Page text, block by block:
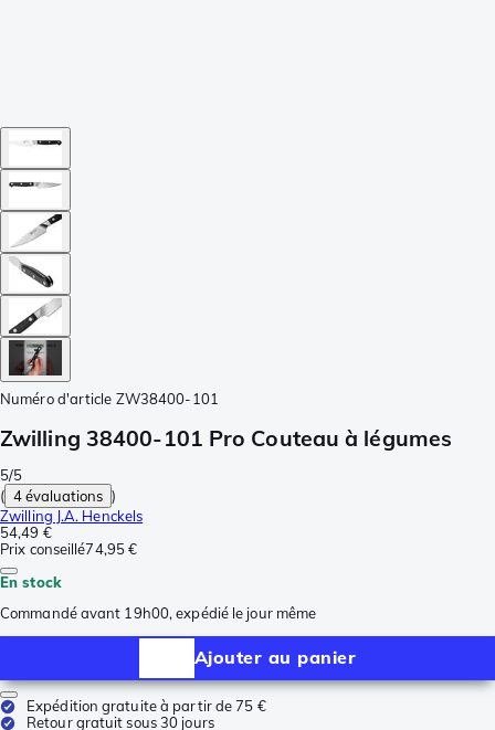
Numéro d'article ZW38400-101
Zwilling 38400-101 Pro Couteau à légumes
5/5
( 4 évaluations )
Zwilling J.A. Henckels
54,49 €
Prix conseillé74,95 €
En stock
Commandé avant 19h00, expédié le jour même
Ajouter au panier
Expédition gratuite à partir de 75 €
Retour gratuit sous 30 jours